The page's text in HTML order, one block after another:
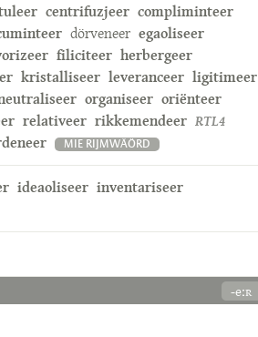
centrifuzjeer compliminteer
dörveneer egaoliseer
filiciteer herbergeer
kristalliseer leveranceer ligitimeer
organiseer oriënteer
relativeer rikkemendeer RTL4
MIE RIJMWÄÖRD
ideaoliseer inventariseer
-eːʀ